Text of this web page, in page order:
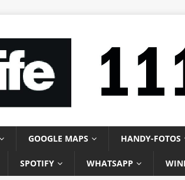
GOOGLE MAPS HANDY-FOTOS
SPOTIFY WHATSAPP